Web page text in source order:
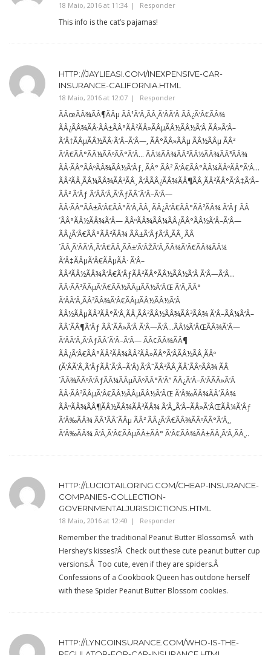
18 Maio, 2016 at 11:34 Responder
This info is the cat’s pajamas!
HTTP://JAYLIEASI.COM/INEXPENSIVE-CAR-
INSURANCE-CALIFORNIA.HTML
18 Maio, 2016 at 12:07 Responder
ÃÂœÃÂ¾ÃÂ¶ÃÂµ ÃÂ¹Ã‘Â‚ÃÂ¸Ã‘ÂÃ‘Â ÃÂ¿Ã‘Â€ÃÂ¾
ÃÂ¿ÃÂ¾ÃÂ·ÃÂ±ÃÂ°ÃÂ²ÃÂ»ÃÂµÃÂ½ÃÂ½Ã‘Â ÃÂ»Ã‘Â–
Ã‘Â†ÃÂµÃÂ½ÃÂ·Ã‘Â–Ã‘Â—, ÃÂ°ÃÂ»ÃÂµ ÃÂ½ÃÂµ ÃÂ²
Ã‘Â€ÃÂ°ÃÂ¼ÃÂºÃÂ°Ã‘Â… ÃÂ¼ÃÂ¾ÃÂ²ÃÂ½ÃÂ¾ÃÂ³ÃÂ¾
ÃÂ·ÃÂ°ÃÂºÃÂ¾ÃÂ½Ã‘Âƒ, ÃÂ° ÃÂ² Ã‘Â€ÃÂ°ÃÂ¼ÃÂºÃÂ°Ã‘Â…
ÃÂ²ÃÂ¸ÃÂ¼ÃÂ¾ÃÂ³ÃÂ¸ Ã‘ÂÃÂ¿ÃÂ¾ÃÂ¶ÃÂ¸ÃÂ²ÃÂ°Ã‘Â‡Ã‘Â–
ÃÂ² Ã‘Âƒ Ã‘ÂÃ‘Â‚Ã‘ÂƒÃÂ´Ã‘Â–Ã‘Â—
ÃÂ·ÃÂ°ÃÂ±Ã‘Â€ÃÂ°Ã‘Â‚ÃÂ¸ ÃÂ¿Ã‘Â€ÃÂ°ÃÂ²ÃÂ¾ Ã‘Âƒ ÃÂ
´ÃÂ°ÃÂ½ÃÂ¾Ã‘Â— ÃÂºÃÂ¾ÃÂ¼ÃÂ¿ÃÂ°ÃÂ½Ã‘Â–Ã‘Â—
ÃÂ¿Ã‘Â€ÃÂ°ÃÂ²ÃÂ¾ ÃÂ±Ã‘ÂƒÃ‘Â‚ÃÂ¸ ÃÂ
´ÃÂ¸Ã‘ÂÃ‘Â‚Ã‘Â€ÃÂ¸ÃÂ±’Ã‘ÂŽÃ‘Â‚ÃÂ¾Ã‘Â€ÃÂ¾ÃÂ¼
Ã‘Â‡ÃÂµÃ‘Â€ÃÂµÃÂ· Ã‘Â–
ÃÂ³ÃÂ½ÃÂ¾Ã‘Â€Ã‘ÂƒÃÂ²ÃÂ°ÃÂ½ÃÂ½Ã‘Â Ã‘Â—Ã‘Â…
ÃÂ·ÃÂ²ÃÂµÃ‘Â€ÃÂ½ÃÂµÃÂ½Ã‘ÂŒ Ã‘Â‚ÃÂ°
Ã‘ÂÃ‘Â‚ÃÂ²ÃÂ¾Ã‘Â€ÃÂµÃÂ½ÃÂ½Ã‘Â
ÃÂ½ÃÂµÃÂ³ÃÂ°Ã‘Â‚ÃÂ¸ÃÂ²ÃÂ½ÃÂ¾ÃÂ³ÃÂ¾ Ã‘Â–ÃÂ¼Ã‘Â–
ÃÂ´ÃÂ¶Ã‘Âƒ ÃÂ´ÃÂ»Ã‘Â Ã‘Â—Ã‘Â…ÃÂ½Ã‘ÂŒÃÂ¾Ã‘Â—
Ã‘ÂÃ‘Â‚Ã‘ÂƒÃÂ´Ã‘Â–Ã‘Â— ÃÂ¢ÃÂ¾ÃÂ¶
ÃÂ¿Ã‘Â€ÃÂ°ÃÂ²ÃÂ¾ÃÂ²ÃÂ»ÃÂ°Ã‘ÂÃÂ½ÃÂ¸ÃÂº
(Ã‘ÂÃ‘Â‚Ã‘ÂƒÃÂ´Ã‘Â–Ã‘Â) Ã‘ÂˆÃÂ²ÃÂ¸ÃÂ´ÃÂºÃÂ¾ ÃÂ
´ÃÂ¾ÃÂºÃ‘ÂƒÃÂ¼ÃÂµÃÂºÃÂ°Ã‘Â” ÃÂ¿Ã‘Â–Ã‘ÂÃÂ»Ã‘Â
ÃÂ·ÃÂ²ÃÂµÃ‘Â€ÃÂ½ÃÂµÃÂ½Ã‘ÂŒ Ã‘Â‰ÃÂ¾ÃÂ´ÃÂ¾
ÃÂºÃÂ¾ÃÂ¶ÃÂ½ÃÂ¾ÃÂ³ÃÂ¾ Ã‘Â„Ã‘Â–ÃÂ»Ã‘ÂŒÃÂ¼Ã‘Âƒ
Ã‘Â‰ÃÂ¾ ÃÂ¹ÃÂ´ÃÂµ ÃÂ² ÃÂ¿Ã‘Â€ÃÂ¾ÃÂºÃÂ°Ã‘Â‚,
Ã‘Â‰ÃÂ¾ Ã‘Â‚Ã‘Â€ÃÂµÃÂ±ÃÂ° Ã‘Â€ÃÂ¾ÃÂ±ÃÂ¸Ã‘Â‚ÃÂ¸..
HTTP://LUCIOTAILORING.COM/CHEAP-INSURANCE-
COMPANIES-COLLECTION-
GOVERNMENTALJURISDICTIONS.HTML
18 Maio, 2016 at 12:40 Responder
Remember the traditional Peanut Butter BlossomsÂ with
Hershey’s kisses?Â Check out these cute peanut butter cup
versions.Â Too cute, even if they are spiders.Â
Confessions of a Cookbook Queen has outdone herself
with these Spider Peanut Butter Blossom cookies.
HTTP://LYNCOINSURANCE.COM/WHO-IS-THE-